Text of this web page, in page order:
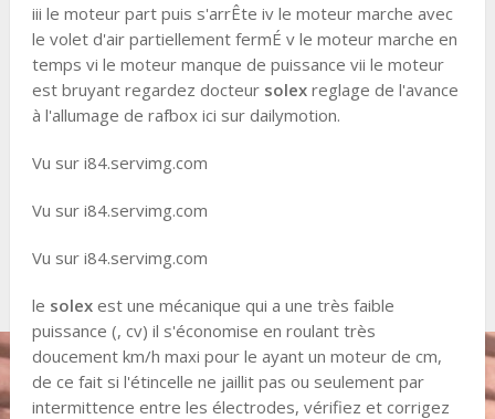
iii le moteur part puis s'arrÊte iv le moteur marche avec
le volet d'air partiellement fermÉ v le moteur marche en
temps vi le moteur manque de puissance vii le moteur
est bruyant regardez docteur solexreglage de l'avance
à l'allumage de rafbox ici sur dailymotion.
Vu sur i84.servimg.com
Vu sur i84.servimg.com
Vu sur i84.servimg.com
le solexest une mécanique qui a une très faible
puissance (, cv) il s'économise en roulant très
doucement km/h maxi pour le ayant un moteur de cm,
de ce fait si l'étincelle ne jaillit pas ou seulement par
intermittence entre les électrodes, vérifiez et corrigez